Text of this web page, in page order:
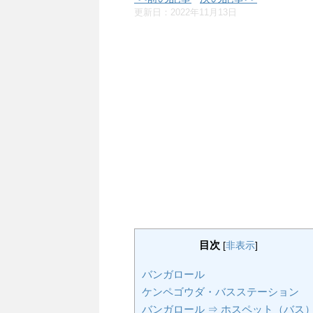
更新日： 2022年11月13日
目次 [非表示]
バンガロール
ケンペゴウダ・バスステーション
バンガロール ⇒ ホスペット（バス